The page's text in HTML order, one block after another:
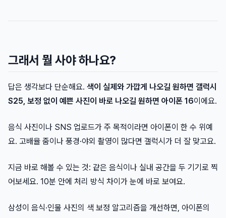
그래서 뭘 사야 하나요?
답은 생각보다 단순해요. 색이 실제와 가깝게 나오길 원하면 갤럭시
S25, 보정 없이 예쁜 사진이 바로 나오길 원하면 아이폰 16이에요.
음식 사진이나 SNS 업로드가 주 목적이라면 아이폰이 한 수 위예
요. 고배율 줌이나 풍경·야외 촬영이 많다면 갤럭시가 더 잘 맞고요.
지금 바로 해볼 수 있는 것: 같은 음식이나 실내 공간을 두 기기로 찍
어보세요. 10분 안에 처리 방식 차이가 눈에 바로 보여요.
삼성이 음식·인물 사진의 색 보정 알고리즘을 개선하면, 아이폰의